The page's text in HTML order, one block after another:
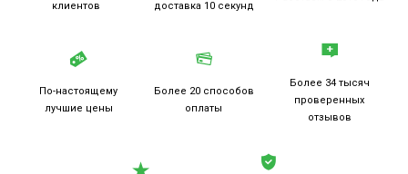
клиентов
доставка 10 секунд
По-настоящему
лучшие цены
Более 20 способов
оплаты
Более 34 тысяч
проверенных
отзывов